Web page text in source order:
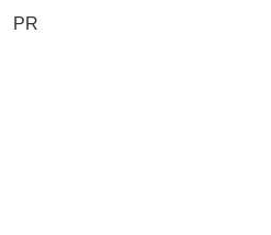
PR